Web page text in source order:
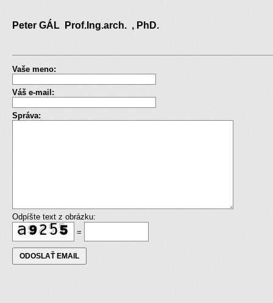
Peter GÁL Prof.Ing.arch. , PhD.
Vaše meno:
Váš e-mail:
Správa:
Odpíšte text z obrázku:
=